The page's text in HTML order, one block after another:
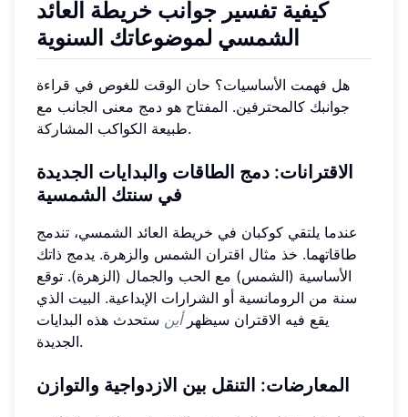
كيفية تفسير جوانب خريطة العائد
الشمسي لموضوعاتك السنوية
هل فهمت الأساسيات؟ حان الوقت للغوص في قراءة
جوانبك كالمحترفين. المفتاح هو دمج معنى الجانب مع
طبيعة الكواكب المشاركة.
الاقترانات: دمج الطاقات والبدايات الجديدة
في سنتك الشمسية
عندما يلتقي كوكبان في خريطة العائد الشمسي، تندمج
طاقاتهما. خذ مثال اقتران الشمس والزهرة. يدمج ذاتك
الأساسية (الشمس) مع الحب والجمال (الزهرة). توقع
سنة من الرومانسية أو الشرارات الإبداعية. البيت الذي
يقع فيه الاقتران سيظهرأين ستحدث هذه البدايات
الجديدة.
المعارضات: التنقل بين الازدواجية والتوازن